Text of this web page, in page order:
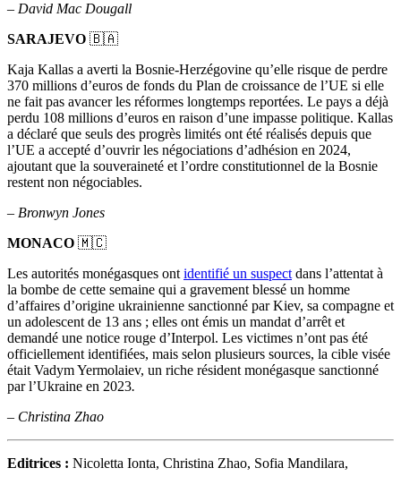
– David Mac Dougall
SARAJEVO 🇧🇦
Kaja Kallas a averti la Bosnie-Herzégovine qu’elle risque de perdre
370 millions d’euros de fonds du Plan de croissance de l’UE si elle
ne fait pas avancer les réformes longtemps reportées. Le pays a déjà
perdu 108 millions d’euros en raison d’une impasse politique. Kallas
a déclaré que seuls des progrès limités ont été réalisés depuis que
l’UE a accepté d’ouvrir les négociations d’adhésion en 2024,
ajoutant que la souveraineté et l’ordre constitutionnel de la Bosnie
restent non négociables.
– Bronwyn Jones
MONACO 🇲🇨
Les autorités monégasques ont identifié un suspect dans l’attentat à
la bombe de cette semaine qui a gravement blessé un homme
d’affaires d’origine ukrainienne sanctionné par Kiev, sa compagne et
un adolescent de 13 ans ; elles ont émis un mandat d’arrêt et
demandé une notice rouge d’Interpol. Les victimes n’ont pas été
officiellement identifiées, mais selon plusieurs sources, la cible visée
était Vadym Yermolaiev, un riche résident monégasque sanctionné
par l’Ukraine en 2023.
– Christina Zhao
Editrices : Nicoletta Ionta, Christina Zhao, Sofia Mandilara,